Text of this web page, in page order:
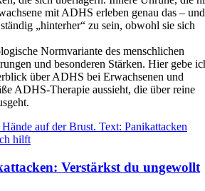
mit ADHS erleben genau das – und
„hinterher“ zu sein, obwohl sie sich
Normvariante des menschlichen
und besonderen Stärken. Hier gebe
über ADHS bei Erwachsenen und
ADHS-Therapie aussieht, die über reine
Verstärkst du ungewollt